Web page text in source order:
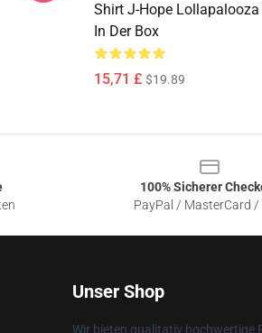
Shirt J-Hope
In Der Box
15,71 £ $19.89
100% Sicherer
PayPal / MasterCard /
Unser Shop
Wir bieten qualitativ hochwertige